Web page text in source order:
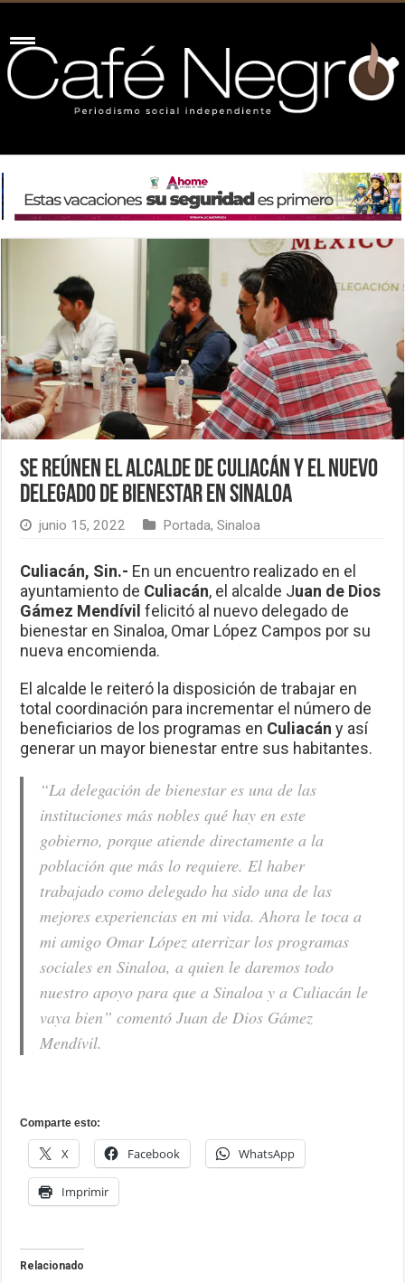
Se reúnen el alcalde de Culiacán y el nuevo
delegado de bienestar en Sinaloa
junio 15, 2022 Portada,Sinaloa
Culiacán, Sin.- En un encuentro realizado en el
ayuntamiento de Culiacán, el alcalde Juan de Dios
Gámez Mendívil felicitó al nuevo delegado de
bienestar en Sinaloa, Omar López Campos por su
nueva encomienda.
El alcalde le reiteró la disposición de trabajar en
total coordinación para incrementar el número de
beneficiarios de los programas en Culiacán y así
generar un mayor bienestar entre sus habitantes.
“La delegación de bienestar es una de las
instituciones más nobles qué hay en este
gobierno, porque atiende directamente a la
población que más lo requiere. El haber
trabajado como delegado ha sido una de las
mejores experiencias en mi vida. Ahora le toca a
mi amigo Omar López aterrizar los programas
sociales en Sinaloa, a quien le daremos todo
nuestro apoyo para que a Sinaloa y a Culiacán le
vaya bien” comentó Juan de Dios Gámez
Mendívil.
Comparte esto:
X Facebook WhatsApp
Imprimir
Relacionado